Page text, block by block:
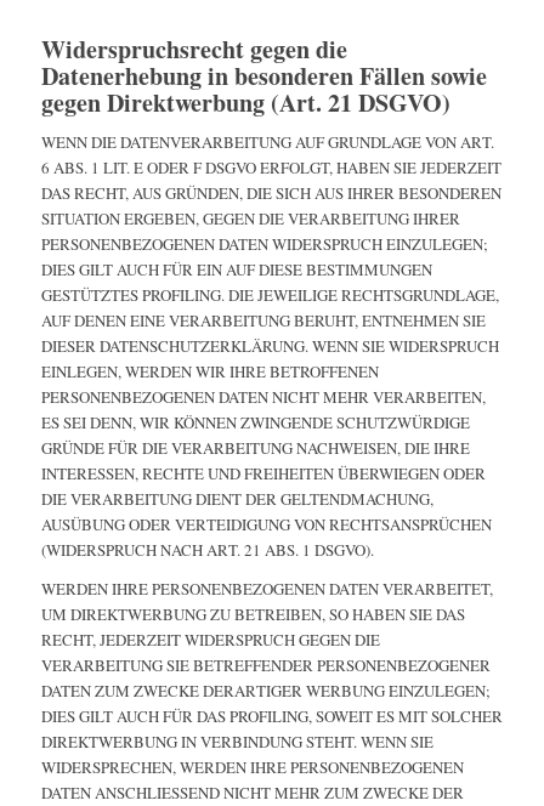
Widerspruchsrecht gegen die
Datenerhebung in besonderen Fällen sowie
gegen Direktwerbung (Art. 21 DSGVO)
WENN DIE DATENVERARBEITUNG AUF GRUNDLAGE VON ART.
6 ABS. 1 LIT. E ODER F DSGVO ERFOLGT, HABEN SIE JEDERZEIT
DAS RECHT, AUS GRÜNDEN, DIE SICH AUS IHRER BESONDEREN
SITUATION ERGEBEN, GEGEN DIE VERARBEITUNG IHRER
PERSONENBEZOGENEN DATEN WIDERSPRUCH EINZULEGEN;
DIES GILT AUCH FÜR EIN AUF DIESE BESTIMMUNGEN
GESTÜTZTES PROFILING. DIE JEWEILIGE RECHTSGRUNDLAGE,
AUF DENEN EINE VERARBEITUNG BERUHT, ENTNEHMEN SIE
DIESER DATENSCHUTZERKLÄRUNG. WENN SIE WIDERSPRUCH
EINLEGEN, WERDEN WIR IHRE BETROFFENEN
PERSONENBEZOGENEN DATEN NICHT MEHR VERARBEITEN,
ES SEI DENN, WIR KÖNNEN ZWINGENDE SCHUTZWÜRDIGE
GRÜNDE FÜR DIE VERARBEITUNG NACHWEISEN, DIE IHRE
INTERESSEN, RECHTE UND FREIHEITEN ÜBERWIEGEN ODER
DIE VERARBEITUNG DIENT DER GELTENDMACHUNG,
AUSÜBUNG ODER VERTEIDIGUNG VON RECHTSANSPRÜCHEN
(WIDERSPRUCH NACH ART. 21 ABS. 1 DSGVO).
WERDEN IHRE PERSONENBEZOGENEN DATEN VERARBEITET,
UM DIREKTWERBUNG ZU BETREIBEN, SO HABEN SIE DAS
RECHT, JEDERZEIT WIDERSPRUCH GEGEN DIE
VERARBEITUNG SIE BETREFFENDER PERSONENBEZOGENER
DATEN ZUM ZWECKE DERARTIGER WERBUNG EINZULEGEN;
DIES GILT AUCH FÜR DAS PROFILING, SOWEIT ES MIT SOLCHER
DIREKTWERBUNG IN VERBINDUNG STEHT. WENN SIE
WIDERSPRECHEN, WERDEN IHRE PERSONENBEZOGENEN
DATEN ANSCHLIESSEND NICHT MEHR ZUM ZWECKE DER